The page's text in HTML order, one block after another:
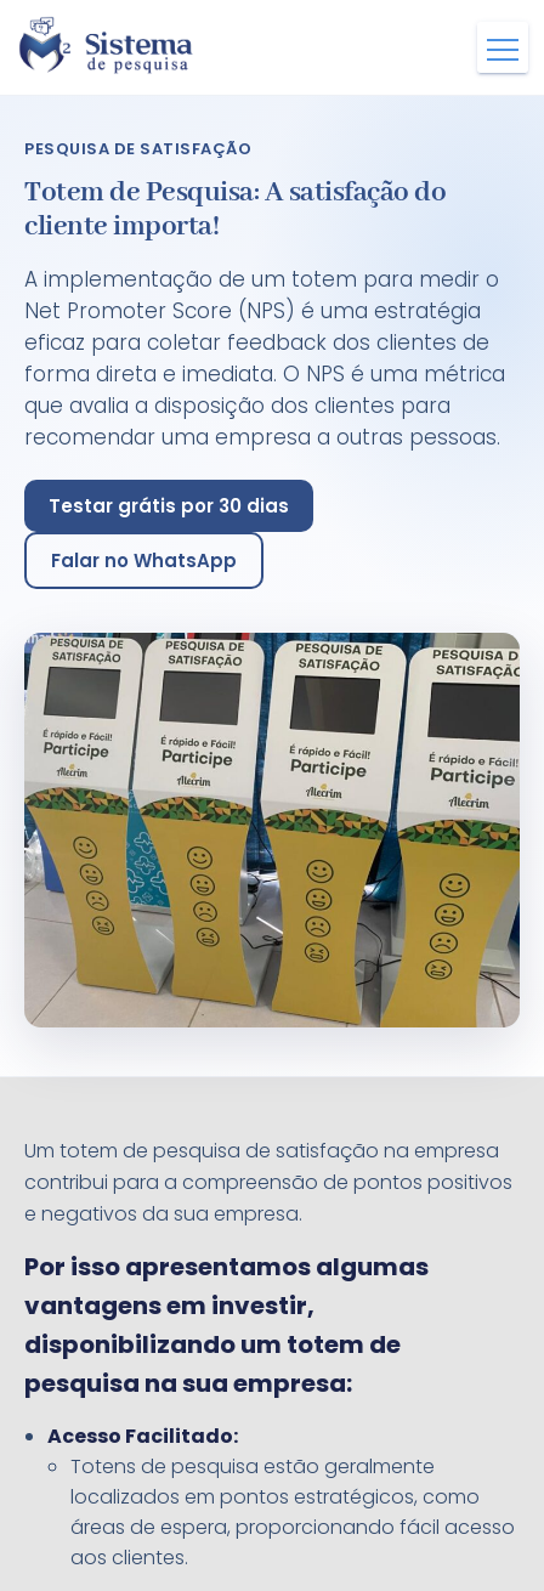
PESQUISA DE SATISFAÇÃO
Totem de Pesquisa: A satisfação do
cliente importa!
A implementação de um totem para medir o
Net Promoter Score (NPS) é uma estratégia
eficaz para coletar feedback dos clientes de
forma direta e imediata. O NPS é uma métrica
que avalia a disposição dos clientes para
recomendar uma empresa a outras pessoas.
Testar grátis por 30 dias
Falar no WhatsApp
Um totem de pesquisa de satisfação na empresa
contribui para a compreensão de pontos positivos
e negativos da sua empresa.
Por isso apresentamos algumas
vantagens em investir,
disponibilizando um totem de
pesquisa na sua empresa:
Acesso Facilitado:
Totens de pesquisa estão geralmente
localizados em pontos estratégicos, como
áreas de espera, proporcionando fácil acesso
aos clientes.